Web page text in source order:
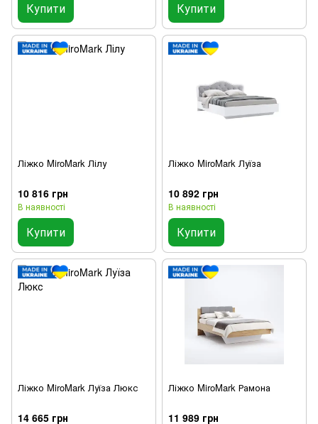
Купити Купити
Ліжко MiroMark Лілу
10 816 грн
В наявності
Купити
Ліжко MiroMark Луїза
10 892 грн
В наявності
Купити
Ліжко MiroMark Луїза Люкс
14 665 грн
Ліжко MiroMark Рамона
11 989 грн